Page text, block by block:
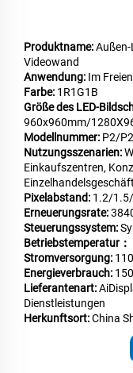
Produktname:Außen-
Videowand
Anwendung: Im Freien
Farbe: 1R1G1B
Größe des LED-
960x960mm/
Modellnummer: P2/
Nutzungsszenarien:
Einkaufszentren,
Pixelabstand: 1.2/
Erneuerungsrate:
Steuerungssystem:
Betriebstemperatur：
Stromversorgung:
Energieverbrauch:
Lieferantenart:
Dienstleistungen
Herkunftsort:China